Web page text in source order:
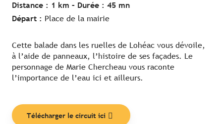
Distance : 1 km – Durée : 45 mn
Départ : Place de la mairie
Cette balade dans les ruelles de Lohéac vous dévoile,
à l’aide de panneaux, l’histoire de ses façades. Le
personnage de Marie Chercheau vous raconte
l’importance de l’eau ici et ailleurs.
Télécharger le circuit ici